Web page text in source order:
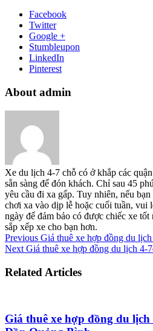
Facebook
Twitter
Google +
Stumbleupon
LinkedIn
Pinterest
About admin
Xe du lịch 4-7 chỗ có ở khắp các
sẵn sàng để đón khách. Chỉ sau 45
yêu cầu đi xa gấp. Tuy nhiên, nếu
chơi xa vào dịp lễ hoặc cuối tuần, vui
ngày để đảm bảo có được chiếc xe
sắp xếp xe cho bạn hơn.
Previous Giá thuê xe hợp đồng du
Next Giá thuê xe hợp đồng du lịch 4-
Related Articles
Giá thuê xe hợp đồng du